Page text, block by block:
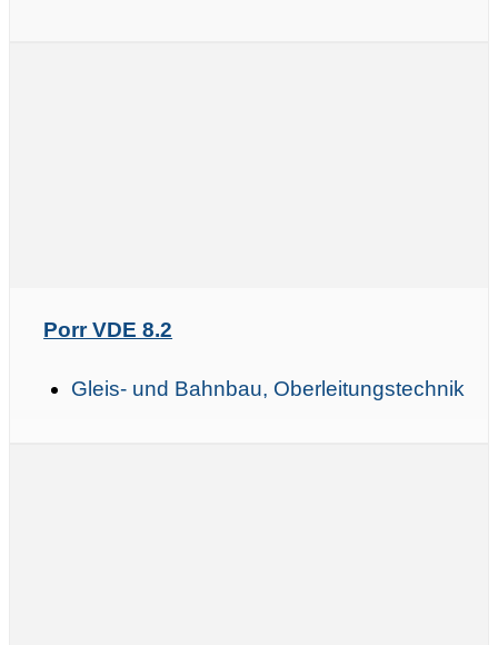
Porr VDE 8.2
Gleis- und Bahnbau, Oberleitungstechnik